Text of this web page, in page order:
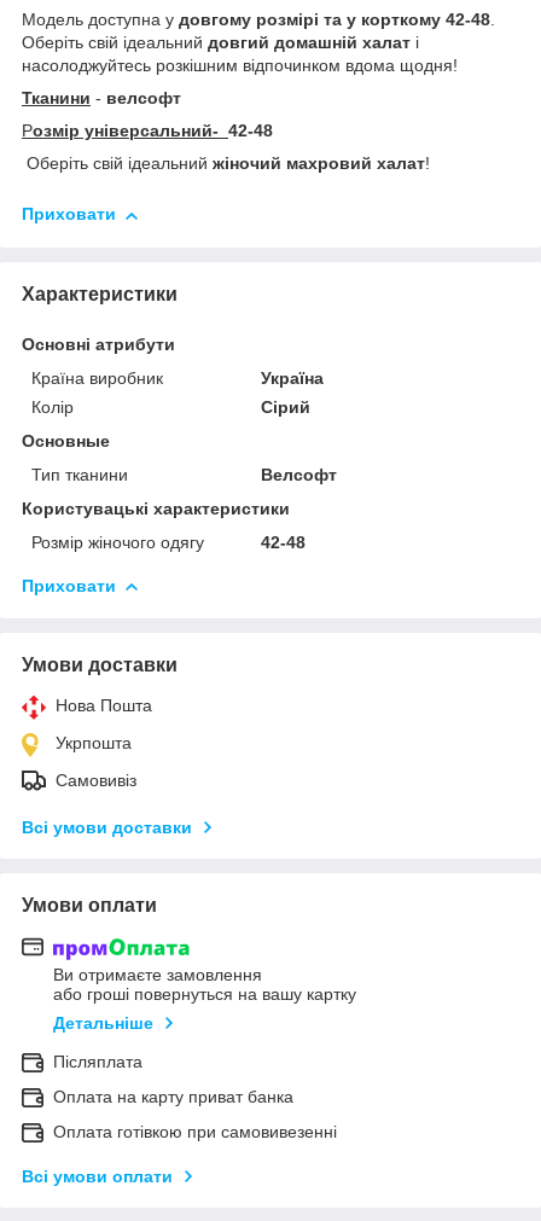
Модель доступна у довгому розмірі та у корткому 42-48.
Оберіть свій ідеальний довгий домашній халат і
насолоджуйтесь розкішним відпочинком вдома щодня!
Тканини - велсофт
Розмір універсальний- 42-48
Оберіть свій ідеальний жіночий махровий халат!
Приховати
Характеристики
Основні атрибути
Країна виробник
Україна
Колір
Сірий
Основные
Тип тканини
Велсофт
Користувацькі характеристики
Розмір жіночого одягу
42-48
Приховати
Умови доставки
Нова Пошта
Укрпошта
Самовивіз
Всі умови доставки
Умови оплати
Ви отримаєте замовлення
або гроші повернуться на вашу картку
Детальніше
Післяплата
Оплата на карту приват банка
Оплата готівкою при самовивезенні
Всі умови оплати